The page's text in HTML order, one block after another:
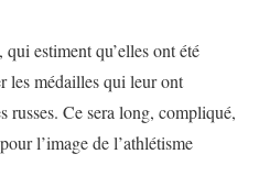
estiment qu’elles ont été
les médailles qui leur ont
russes. Ce sera long, compliqué,
l’image de l’athlétisme